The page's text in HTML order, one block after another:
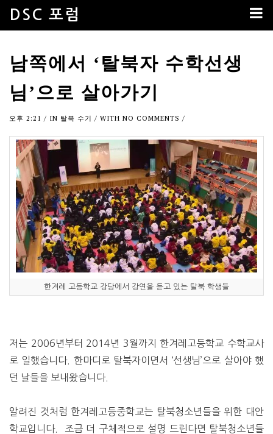
DSC 포럼
남쪽에서 ‘탈북자 수학선생
님’으로 살아가기
오후 2:21 / IN 탈북 수기 / WITH NO COMMENTS /
한겨레 고등학교 강당에서 강연을 듣고 있는 탈북 학생들
저는 2006년부터 2014년 3월까지 한겨레고등학교 수학교사
로 일했습니다. 한마디로 탈북자이면서 ‘선생님’으로 살아야 했
던 날들을 보내왔습니다.
알려진 것처럼 한겨레고등중학교는 탈북청소년들을 위한 대안
학교입니다. 조금 더 구체적으로 설명 드린다면 탈북청소년들